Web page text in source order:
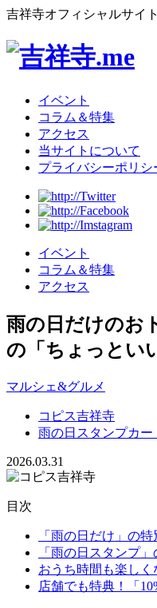
吉祥寺オフィシャルサイト
イベント
コラム＆特集
アクセス
当サイトについて
プライバシーポリシ
イベント
コラム＆特集
アクセス
雨の日だけのお
の「ちょっとい
マルシェ&グルメ
コピス吉祥寺
雨の日スタンプカー
2026.03.31
目次
「雨の日だけ」の
「雨の日スタンプ
おうち時間も楽し
店舗でも特典！「